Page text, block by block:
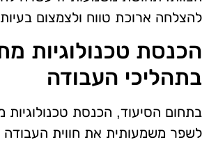
להצלחה ארוכת טווח ולצמצום
הכנסת טכנולוגיות
בתהליכי העבודה
בתחום הסיעוד, הכנסת טכנולוגיות
לשפר משמעותית את חווית העבודה